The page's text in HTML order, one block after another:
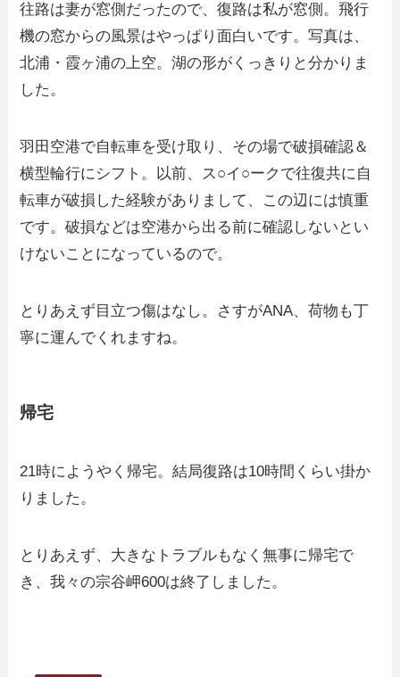
往路は妻が窓側だったので、復路は私が窓側。飛行
機の窓からの風景はやっぱり面白いです。写真は、
北浦・霞ヶ浦の上空。湖の形がくっきりと分かりま
した。
羽田空港で自転車を受け取り、その場で破損確認＆
横型輪行にシフト。以前、ス○イ○ークで往復共に自
転車が破損した経験がありまして、この辺には慎重
です。破損などは空港から出る前に確認しないとい
けないことになっているので。
とりあえず目立つ傷はなし。さすがANA、荷物も丁
寧に運んでくれますね。
帰宅
21時にようやく帰宅。結局復路は10時間くらい掛か
りました。
とりあえず、大きなトラブルもなく無事に帰宅で
き、我々の宗谷岬600は終了しました。